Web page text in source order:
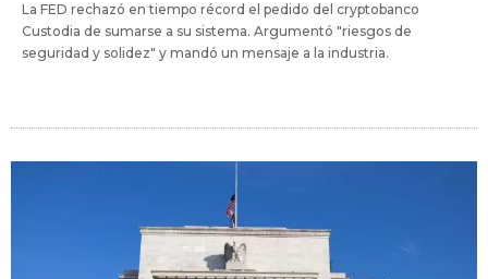
La FED rechazó en tiempo récord el pedido del cryptobanco
Custodia de sumarse a su sistema. Argumentó "riesgos de
seguridad y solidez" y mandó un mensaje a la industria.